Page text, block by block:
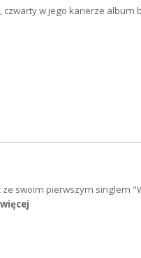
w jego karierze album
ze swoim pierwszym singlem